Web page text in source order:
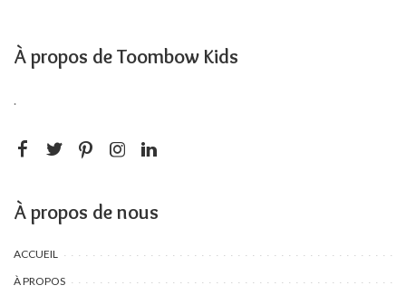
À propos de Toombow Kids
.
À propos de nous
ACCUEIL
À PROPOS